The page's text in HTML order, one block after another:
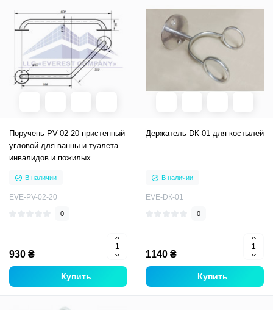
Поручень PV-02-20 пристенный
угловой для ванны и туалета
инвалидов и пожилых
В наличии
EVE-PV-02-20
0
930 ₴
Купить
Держатель DК-01 для костылей
В наличии
EVE-DК-01
0
1140 ₴
Купить